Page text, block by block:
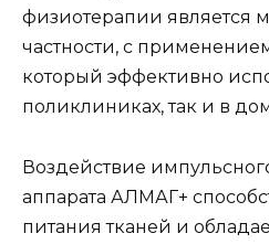
физиотерапии является
частности, с
который эффективно
поликлиниках, так и в
Воздействие
аппарата АЛМАГ+
питания тканей и